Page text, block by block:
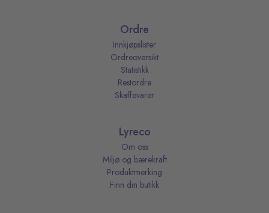
Ordre
Innkjøpslister
Ordreoversikt
Statistikk
Restordre
Skaffevarer
Lyreco
Om oss
Miljø og bærekraft
Produktmerking
Finn din butikk